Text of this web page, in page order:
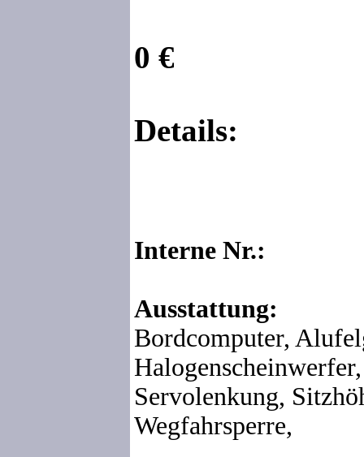
0 €
Details:
Interne Nr.:
Ausstattung:
Bordcomputer,
Servolenkung,
Wegfahrsperre,